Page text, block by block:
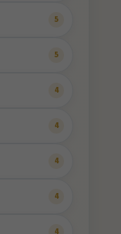
5
5
4
4
4
4
4